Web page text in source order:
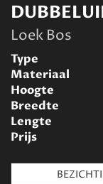
Loek Bos
Type
Materiaal
Hoogte
Breedte
Lengte
Prijs